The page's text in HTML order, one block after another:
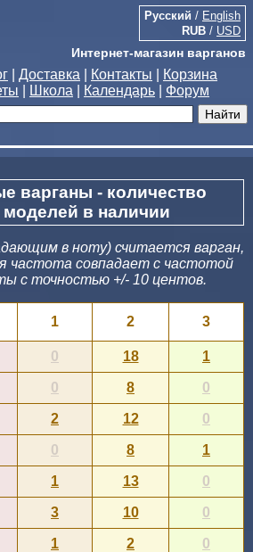
Интернет-магазин варганов
Русский / English
RUB / USD
Доставка Контакты
Корзина
Школа Календарь Форум
варганы - количество
моделей в наличии
в ноту) считается варган,
частота совпадает с частотой
с точностью +/- 10 центов.
1 2 3
0 18 1
0 8 0
2 12 0
0 8 1
1 13 0
3 10 0
1 2 0